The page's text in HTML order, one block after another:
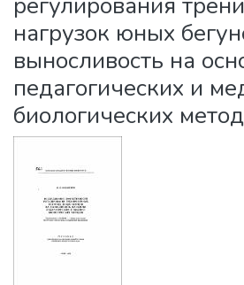
нагрузок юных
выносливость на
педагогических и
биологических